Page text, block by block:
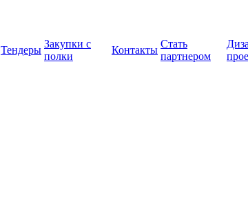
Тендеры
Закупки с
полки
Контакты
Стать
партнером